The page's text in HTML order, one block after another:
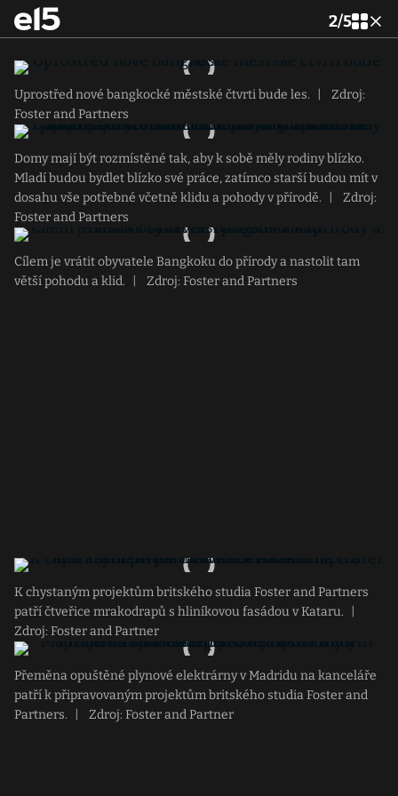
2/5
Uprostřed nové bangkocké městské čtvrti bude les.
Zdroj:
Foster and Partners
Domy mají být rozmístěné tak, aby k sobě měly rodiny blízko.
Mladí budou bydlet blízko své práce, zatímco starší budou mít v
dosahu vše potřebné včetně klidu a pohody v přírodě.
Zdroj:
Foster and Partners
Cílem je vrátit obyvatele Bangkoku do přírody a nastolit tam
větší pohodu a klid.
Zdroj: Foster and Partners
K chystaným projektům britského studia Foster and Partners
patří čtveřice mrakodrapů s hliníkovou fasádou v Kataru.
Zdroj: Foster and Partner
Přeměna opuštěné plynové elektrárny v Madridu na kanceláře
patří k připravovaným projektům britského studia Foster and
Partners.
Zdroj: Foster and Partner